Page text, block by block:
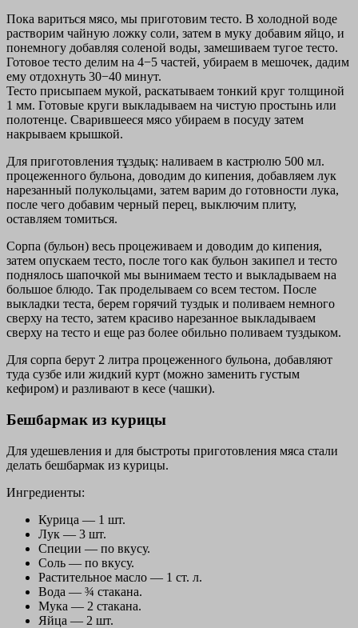
Пока вариться мясо, мы приготовим тесто. В холодной воде
растворим чайную ложку соли, затем в муку добавим яйцо, и
понемногу добавляя соленой воды, замешиваем тугое тесто.
Готовое тесто делим на 4−5 частей, убираем в мешочек, дадим
ему отдохнуть 30−40 минут.
Тесто присыпаем мукой, раскатываем тонкий круг толщиной
1 мм. Готовые круги выкладываем на чистую простынь или
полотенце. Сварившееся мясо убираем в посуду затем
накрываем крышкой.
Для приготовления тұздық: наливаем в кастрюлю 500 мл.
процеженного бульона, доводим до кипения, добавляем лук
нарезанный полукольцами, затем варим до готовности лука,
после чего добавим черный перец, выключим плиту,
оставляем томиться.
Сорпа (бульон) весь процеживаем и доводим до кипения,
затем опускаем тесто, после того как бульон закипел и тесто
поднялось шапочкой мы вынимаем тесто и выкладываем на
большое блюдо. Так проделываем со всем тестом. После
выкладки теста, берем горячий туздык и поливаем немного
сверху на тесто, затем красиво нарезанное выкладываем
сверху на тесто и еще раз более обильно поливаем туздыком.
Для сорпа берут 2 литра процеженного бульона, добавляют
туда сузбе или жидкий курт (можно заменить густым
кефиром) и разливают в кесе (чашки).
Бешбармак из курицы
Для удешевления и для быстроты приготовления мяса стали
делать бешбармак из курицы.
Ингредиенты:
Курица — 1 шт.
Лук — 3 шт.
Специи — по вкусу.
Соль — по вкусу.
Растительное масло — 1 ст. л.
Вода — ¾ стакана.
Мука — 2 стакана.
Яйца — 2 шт.